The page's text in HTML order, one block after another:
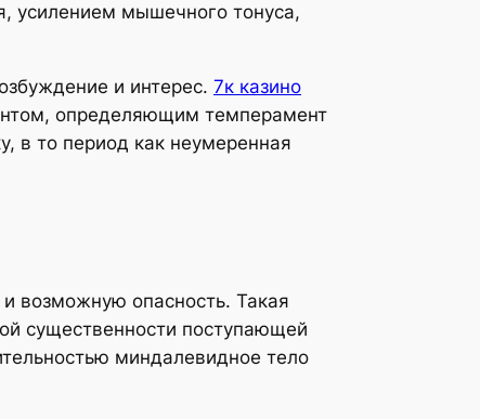
усилением мышечного тонуса,
и интерес. 7к казино
определяющим темперамент
в то период как неумеренная
возможную опасность. Такая
существенности поступающей
миндалевидное тело